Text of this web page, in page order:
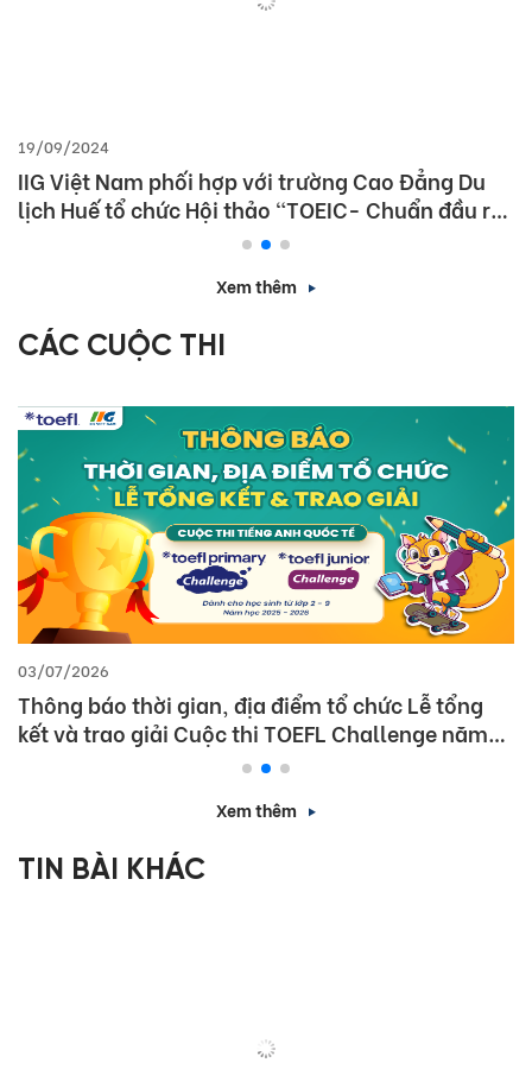
19/09/2024
IIG Việt Nam phối hợp với trường Cao Đẳng Du
lịch Huế tổ chức Hội thảo “TOEIC- Chuẩn đầu ra
tiếng Anh- Bí Quyết chinh phục nhà tuyển dụng”
Xem thêm
CÁC CUỘC THI
03/07/2026
Thông báo thời gian, địa điểm tổ chức Lễ tổng
kết và trao giải Cuộc thi TOEFL Challenge năm
Xem thêm
TIN BÀI KHÁC